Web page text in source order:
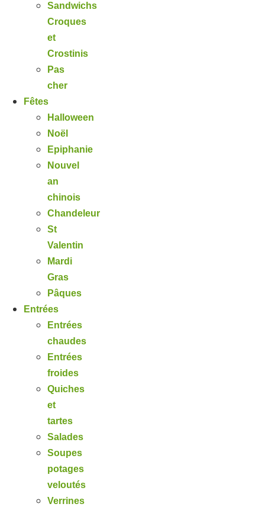
Sandwichs
Croques
et
Crostinis
Pas
cher
Fêtes
Halloween
Noël
Epiphanie
Nouvel
an
chinois
Chandeleur
St
Valentin
Mardi
Gras
Pâques
Entrées
Entrées
chaudes
Entrées
froides
Quiches
et
tartes
Salades
Soupes
potages
veloutés
Verrines